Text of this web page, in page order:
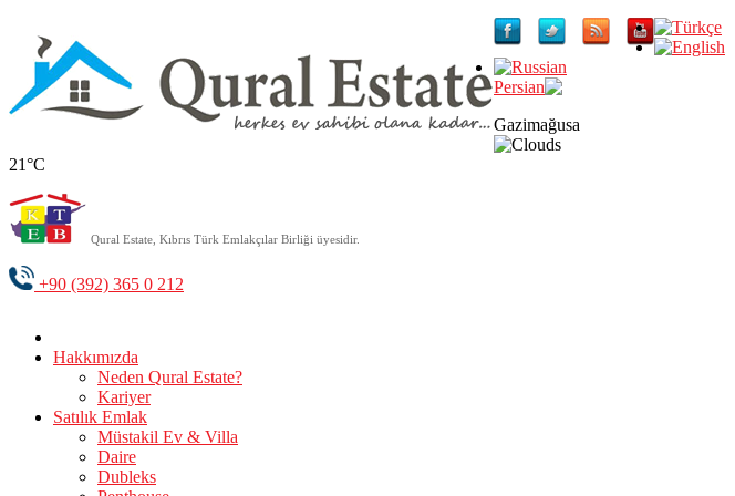
Gazimağusa
21°C
Qural Estate, Kıbrıs Türk Emlakçılar Birliği üyesidir.
+90 (392) 365 0 212
Hakkımızda
Neden Qural Estate?
Kariyer
Satılık Emlak
Müstakil Ev & Villa
Daire
Dubleks